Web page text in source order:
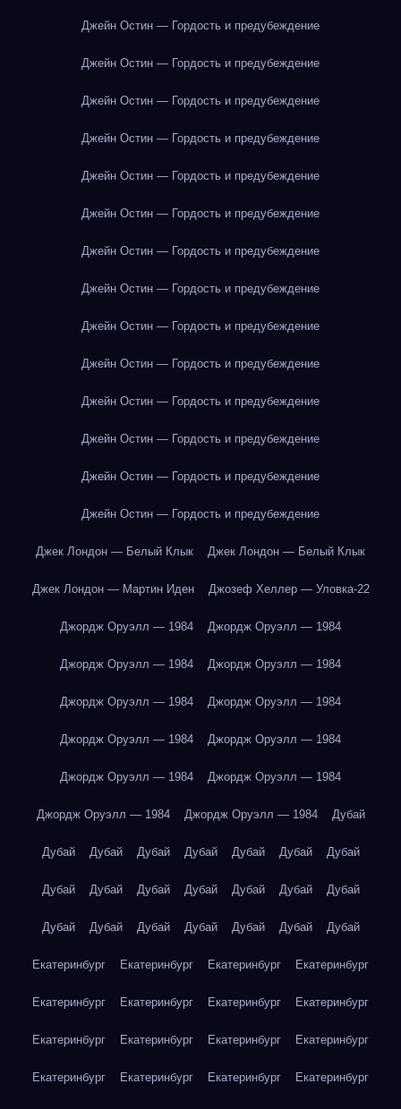
Джейн Остин — Гордость и предубеждение
Джейн Остин — Гордость и предубеждение
Джейн Остин — Гордость и предубеждение
Джейн Остин — Гордость и предубеждение
Джейн Остин — Гордость и предубеждение
Джейн Остин — Гордость и предубеждение
Джейн Остин — Гордость и предубеждение
Джейн Остин — Гордость и предубеждение
Джейн Остин — Гордость и предубеждение
Джейн Остин — Гордость и предубеждение
Джейн Остин — Гордость и предубеждение
Джейн Остин — Гордость и предубеждение
Джейн Остин — Гордость и предубеждение
Джейн Остин — Гордость и предубеждение
Джек Лондон — Белый Клык Джек Лондон — Белый Клык
Джек Лондон — Мартин Иден Джозеф Хеллер — Уловка-22
Джордж Оруэлл — 1984 Джордж Оруэлл — 1984
Джордж Оруэлл — 1984 Джордж Оруэлл — 1984
Джордж Оруэлл — 1984 Джордж Оруэлл — 1984
Джордж Оруэлл — 1984 Джордж Оруэлл — 1984
Джордж Оруэлл — 1984 Джордж Оруэлл — 1984
Джордж Оруэлл — 1984 Джордж Оруэлл — 1984 Дубай
Дубай Дубай Дубай Дубай Дубай Дубай Дубай
Дубай Дубай Дубай Дубай Дубай Дубай Дубай
Дубай Дубай Дубай Дубай Дубай Дубай Дубай
Екатеринбург Екатеринбург Екатеринбург Екатеринбург
Екатеринбург Екатеринбург Екатеринбург Екатеринбург
Екатеринбург Екатеринбург Екатеринбург Екатеринбург
Екатеринбург Екатеринбург Екатеринбург Екатеринбург